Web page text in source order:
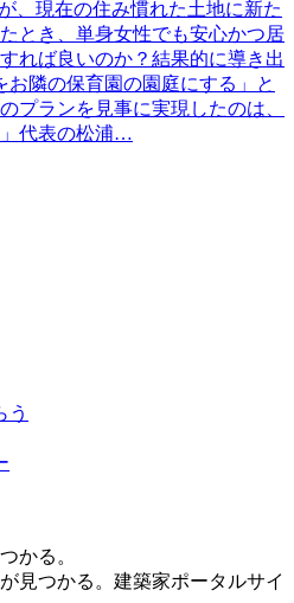
、現在の住み慣れた土地に新た
とき、単身女性でも安心かつ居
れば良いのか？結果的に導き出
お隣の保育園の園庭にする」と
プランを見事に実現したのは、
」代表の松浦…
う
かる。
見つかる。 建築家ポータルサイ